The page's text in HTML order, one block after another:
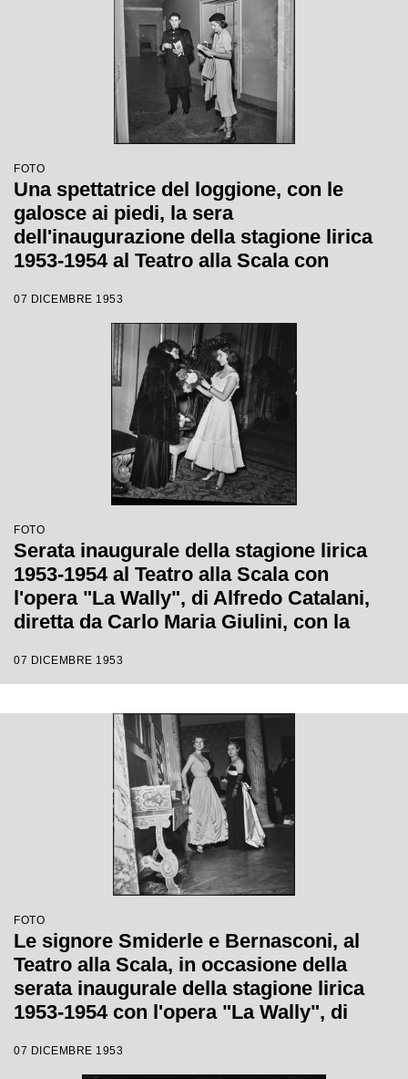
FOTO
Una spettatrice del loggione, con le
galosce ai piedi, la sera
dell'inaugurazione della stagione lirica
1953-1954 al Teatro alla Scala con
diretta da Carlo Maria Giulini
07 DICEMBRE 1953
FOTO
Serata inaugurale della stagione lirica
1953-1954 al Teatro alla Scala con
l'opera "La Wally", di Alfredo Catalani,
diretta da Carlo Maria Giulini, con la
07 DICEMBRE 1953
FOTO
Le signore Smiderle e Bernasconi, al
Teatro alla Scala, in occasione della
serata inaugurale della stagione lirica
1953-1954 con l'opera "La Wally", di
Giulini, con la regia di Tatiana Pavlova
07 DICEMBRE 1953